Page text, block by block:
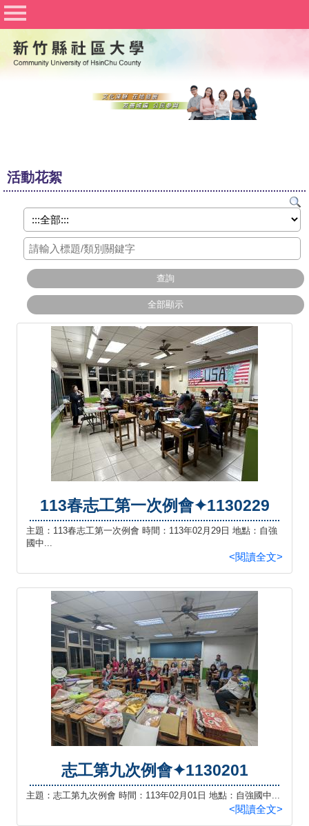
社區大學聯合網
竹北社區大學
行事曆
課程資訊
志工與社團
Q&A
文件下載
相關連結
活動花絮
影音專區
活動花絮
113春志工第一次例會✦1130229
主題：113春志工第一次例會 時間：113年02月29日 地點：自強
國中...
<閱讀全文>
志工第九次例會✦1130201
主題：志工第九次例會 時間：113年02月01日 地點：自強國中...
<閱讀全文>